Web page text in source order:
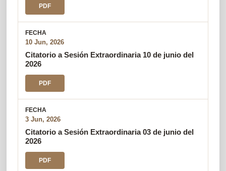
PDF
10 Jun, 2026
Citatorio a Sesión Extraordinaria 10 de junio del
2026
PDF
3 Jun, 2026
Citatorio a Sesión Extraordinaria 03 de junio del
2026
PDF